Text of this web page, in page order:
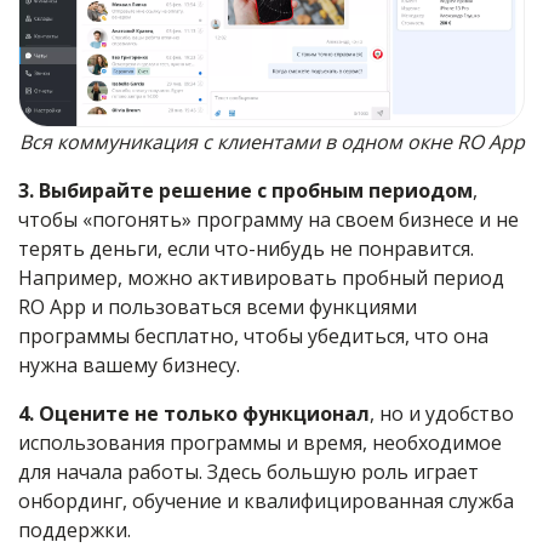
Вся коммуникация с клиентами в одном окне RO App
3. Выбирайте решение с пробным периодом,
чтобы «погонять» программу на своем бизнесе и не
терять деньги, если что-нибудь не понравится.
Например, можно активировать пробный период
RO App и пользоваться всеми функциями
программы бесплатно, чтобы убедиться, что она
нужна вашему бизнесу.
4. Оцените не только функционал, но и удобство
использования программы и время, необходимое
для начала работы. Здесь большую роль играет
онбординг, обучение и квалифицированная служба
поддержки.